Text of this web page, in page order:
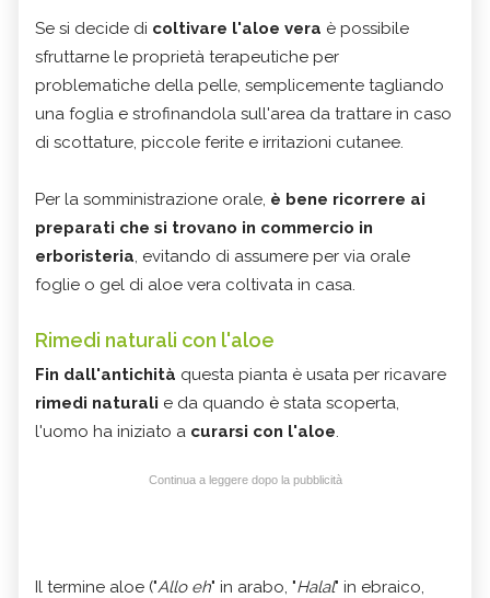
Se si decide di coltivare l'aloe vera è possibile
sfruttarne le proprietà terapeutiche per
problematiche della pelle, semplicemente tagliando
una foglia e strofinandola sull'area da trattare in caso
di scottature, piccole ferite e irritazioni cutanee.
Per la somministrazione orale, è bene ricorrere ai
preparati che si trovano in commercio in
erboristeria, evitando di assumere per via orale
foglie o gel di aloe vera coltivata in casa.
Rimedi naturali con l'aloe
Fin dall'antichità questa pianta è usata per ricavare
rimedi naturali e da quando è stata scoperta,
l'uomo ha iniziato a curarsi con l'aloe.
Continua a leggere dopo la pubblicità
Il termine aloe ("Allo eh" in arabo, "Halal" in ebraico,